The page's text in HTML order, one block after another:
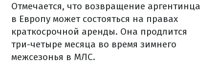
Отмечается, что возвращение аргентинца
в Европу может состояться на правах
краткосрочной аренды. Она продлится
три-четыре месяца во время зимнего
межсезонья в МЛС.